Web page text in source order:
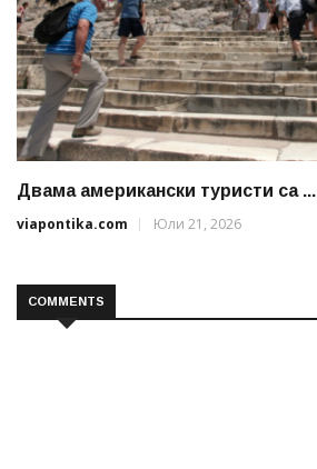
Двама американски туристи са ...
viapontika.com
Юли 21, 2026
COMMENTS